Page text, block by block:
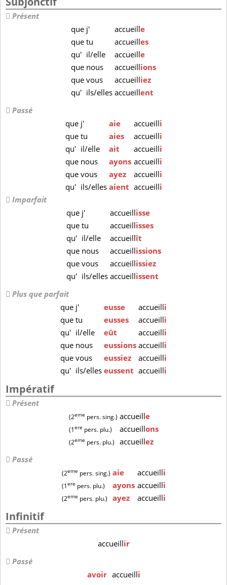
Présent
que j' accueille
quetu accueilles
qu' il/elle accueille
que nous accueillions
quevous accueilliez
qu' ils/ellesaccueillent
Passé
que j' aie accueilli
que tu aies accueilli
qu' il/elle ait accueilli
que nous ayons accueilli
que vous ayez accueilli
qu' ils/elles aient accueilli
Imparfait
que j' accueillisse
que tu accueillisses
qu' il/elle accueillît
que nous accueillissions
que vous accueillissiez
qu' ils/elles accueillissent
Plus que parfait
que j' eusse accueilli
quetu eusses accueilli
qu' il/elle eût accueilli
que nous eussionsaccueilli
quevous eussiez accueilli
qu' ils/elleseussent accueilli
Impératif
Présent
(2eme pers. sing.) accueille
(1ere pers. plu.) accueillons
(2eme pers. plu.) accueillez
Passé
(2eme pers. sing.) aie accueilli
(1ere pers. plu.) ayons accueilli
(2eme pers. plu.) ayez accueilli
Infinitif
Présent
accueillir
Passé
avoir accueilli